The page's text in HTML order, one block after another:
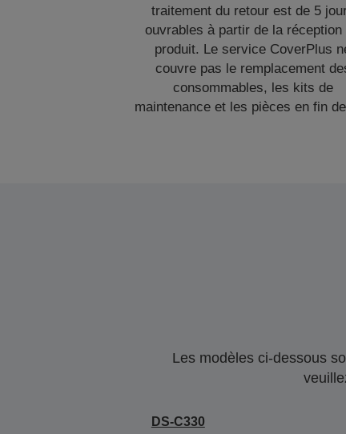
traitement du retour est de 5
ouvrables à partir de la réception
produit. Le service CoverPlus
couvre pas le remplacement
consommables, les kits de
maintenance et les pièces en fin
Les modèles ci-dessous
DS-C330